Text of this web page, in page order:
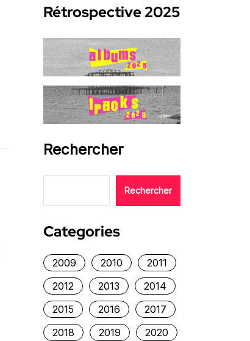
Rétrospective 2025
Rechercher
Rechercher
Categories
2009 2010
2011
2012
2013
2014
2015
2016
2017
2018
2019
2020